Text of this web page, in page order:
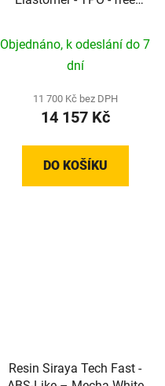
zdravotnictví a kontakt s
kůží (Blue)
Objednáno, k odeslání do 7
dní
11 700 Kč bez DPH
14 157 Kč
DO KOŠÍKU
Resin Siraya Tech Fast -